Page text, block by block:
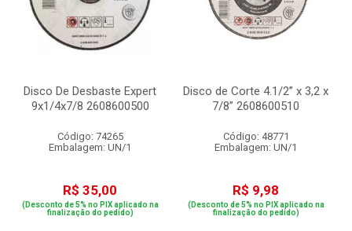
Disco De Desbaste Expert
9x1/4x7/8 2608600500
Código: 74265
Embalagem: UN/1
R$ 35,00
(Desconto de 5% no PIX aplicado na
finalização do pedido)
Disco de Corte 4.1/2” x 3,2 x
7/8” 2608600510
Código: 48771
Embalagem: UN/1
R$ 9,98
(Desconto de 5% no PIX aplicado na
finalização do pedido)